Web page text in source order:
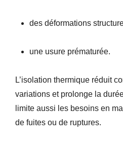
des déformations
une usure prématurée.
L’isolation thermique réduit
variations et prolonge la
limite aussi les besoins en
de fuites ou de ruptures.